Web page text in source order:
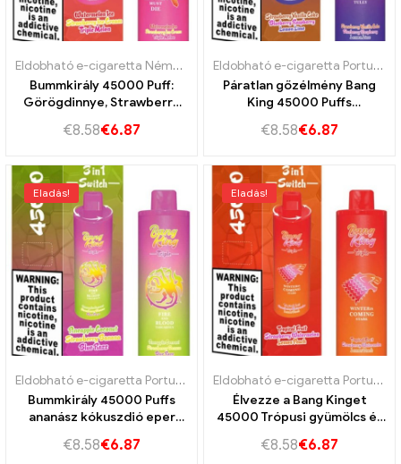
Eldobható e-cigaretta Németország ,Eldobható e-cigaretta
Bummkirály 45000 Puff:
Görögdinnye, Strawberry
gőzös élmény érdekében
€8.58€6.87
Eldobható e-cigaretta Portugália
Páratlan gőzélmény Bang
King 45000 Puffs
Coke,Áfonya málna és
€8.58€6.87
Eladás!
Eldobható e-cigaretta Portugália Eldobható e-cigaretta Szlovákia
Bummkirály 45000 Puffs
ananász kókuszdió eper
összehasonlíthatatlan
€8.58€6.87
Eladás!
Eldobható e-cigaretta Portugália
Élvezze a Bang Kinget
45000 Trópusi gyümölcs és
őszibarack,Hatalmas
€8.58€6.87